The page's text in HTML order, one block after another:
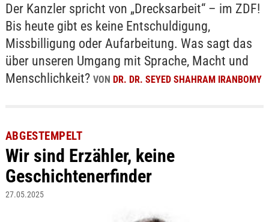
Der Kanzler spricht von „Drecksarbeit“ – im ZDF!
Bis heute gibt es keine Entschuldigung,
Missbilligung oder Aufarbeitung. Was sagt das
über unseren Umgang mit Sprache, Macht und
Menschlichkeit? VON DR. DR. SEYED SHAHRAM IRANBOMY
ABGESTEMPELT
Wir sind Erzähler, keine
Geschichtenerfinder
27.05.2025